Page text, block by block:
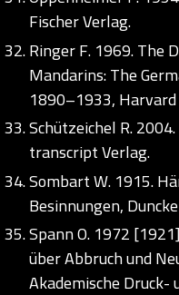
Fischer Verlag.
Ringer F. 1969. The
Mandarins: The
1890–1933,
Schützeichel R.
transcript Verlag.
Sombart W. 1915.
Besinnungen,
Spann O. 1972
über Abbruch und
Akademische Druck-